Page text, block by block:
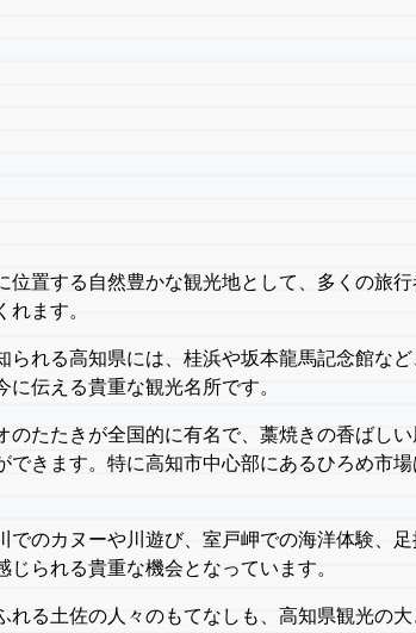
位置する自然豊かな観光地として、多くの旅
ます。
られる高知県には、桂浜や坂本龍馬記念館な
に伝える貴重な観光名所です。
のたたきが全国的に有名で、藁焼きの香ばし
できます。特に高知市中心部にあるひろめ市
でのカヌーや川遊び、室戸岬での海洋体験、
じられる貴重な機会となっています。
れる土佐の人々のもてなしも、高知県観光の